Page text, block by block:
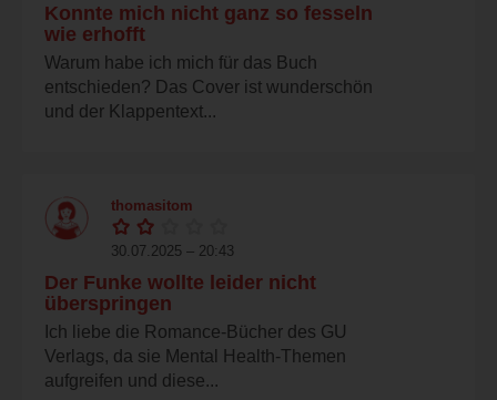
Konnte mich nicht ganz so fesseln
wie erhofft
Warum habe ich mich für das Buch
entschieden? Das Cover ist wunderschön
und der Klappentext...
thomasitom
30.07.2025 – 20:43
Der Funke wollte leider nicht
überspringen
Ich liebe die Romance-Bücher des GU
Verlags, da sie Mental Health-Themen
aufgreifen und diese...